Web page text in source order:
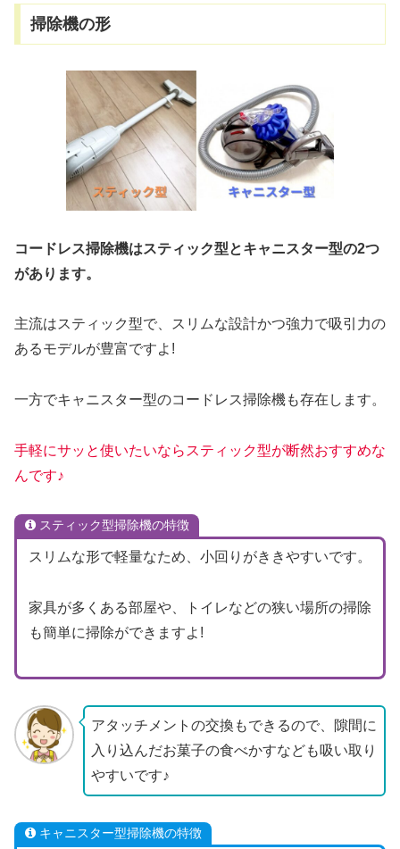
掃除機の形
コードレス掃除機はスティック型とキャニスター型の2つ
があります。
主流はスティック型で、スリムな設計かつ強力で吸引力の
あるモデルが豊富ですよ!
一方でキャニスター型のコードレス掃除機も存在します。
手軽にサッと使いたいならスティック型が断然おすすめな
んです♪
スティック型掃除機の特徴
スリムな形で軽量なため、小回りがききやすいです。
家具が多くある部屋や、トイレなどの狭い場所の掃除
も簡単に掃除ができますよ!
アタッチメントの交換もできるので、隙間に
入り込んだお菓子の食べかすなども吸い取り
やすいです♪
キャニスター型掃除機の特徴